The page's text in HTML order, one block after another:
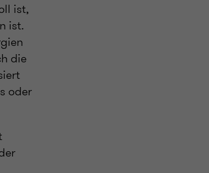
ist,
ist.
die
oder